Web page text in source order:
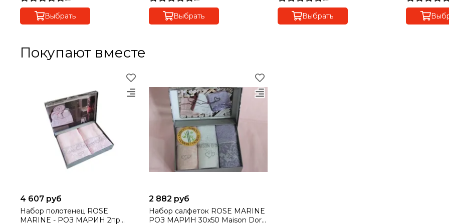
Выбрать Выбрать
Турция
Выбрать
Покупают вместе
4 607 руб
Набор полотенец ROSE
MARINE - РОЗ МАРИН 2пр
2 882 руб
Набор салфеток ROSE MARINE
РОЗ МАРИН 30х50 Maison Dor